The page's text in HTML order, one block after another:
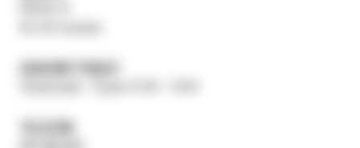
GODZINY PRACY
TELEFON